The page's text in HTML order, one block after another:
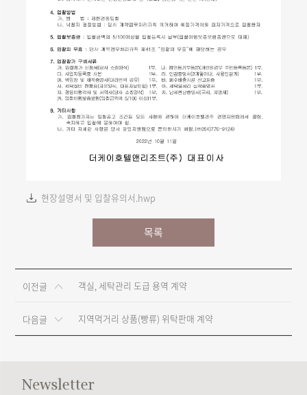
현장설명서 및 입찰유의서.hwp
목록
이전글 객실, 세탁관리 도급 용역 계약
다음글 지역먹거리 상품(빵류) 위탁판매 계약